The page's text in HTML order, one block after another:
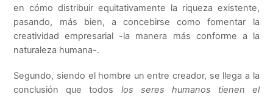
en cómo distribuir equitativamente la riqueza existente,
pasando, más bien, a concebirse como fomentar la
creatividad empresarial -la manera más conforme a la
naturaleza humana-.
Segundo, siendo el hombre un entre creador, se llega a la
conclusión que todos los seres humanos tienen el